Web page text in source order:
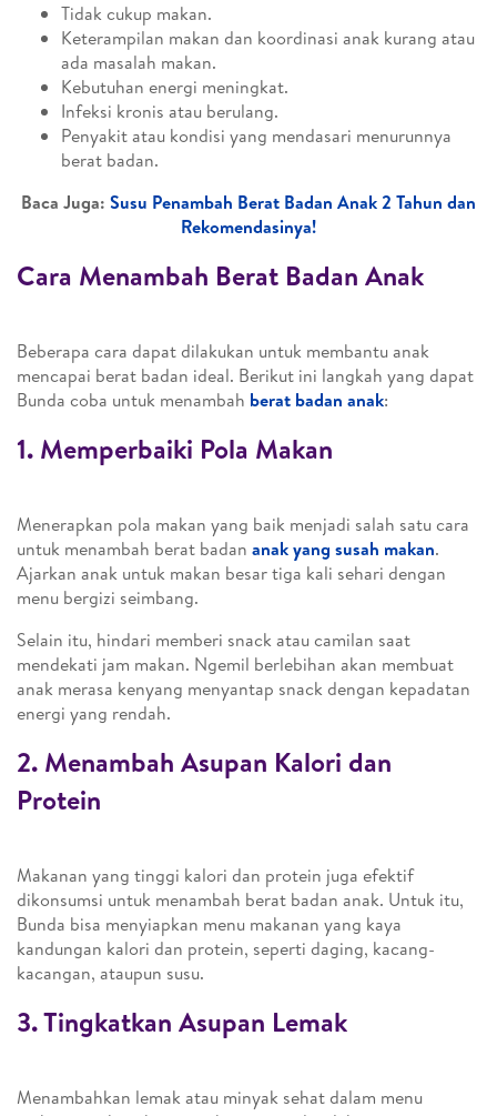
Tidak cukup makan.
Keterampilan makan dan koordinasi anak kurang atau
ada masalah makan.
Kebutuhan energi meningkat.
Infeksi kronis atau berulang.
Penyakit atau kondisi yang mendasari menurunnya
berat badan.
Baca Juga: Susu Penambah Berat Badan Anak 2 Tahun dan
Rekomendasinya!
Cara Menambah Berat Badan Anak
Beberapa cara dapat dilakukan untuk membantu anak
mencapai berat badan ideal. Berikut ini langkah yang dapat
Bunda coba untuk menambah berat badan anak:
1. Memperbaiki Pola Makan
Menerapkan pola makan yang baik menjadi salah satu cara
untuk menambah berat badan anak yang susah makan.
Ajarkan anak untuk makan besar tiga kali sehari dengan
menu bergizi seimbang.
Selain itu, hindari memberi snack atau camilan saat
mendekati jam makan. Ngemil berlebihan akan membuat
anak merasa kenyang menyantap snack dengan kepadatan
energi yang rendah.
2. Menambah Asupan Kalori dan
Protein
Makanan yang tinggi kalori dan protein juga efektif
dikonsumsi untuk menambah berat badan anak. Untuk itu,
Bunda bisa menyiapkan menu makanan yang kaya
kandungan kalori dan protein, seperti daging, kacang-
kacangan, ataupun susu.
3. Tingkatkan Asupan Lemak
Menambahkan lemak atau minyak sehat dalam menu